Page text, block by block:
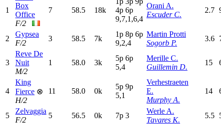
1
Box
Office
F/2
7 58.5 18k
4p 6p
9,7,1,6,4
Orani A.
Escuder C.
2.7
2
Gypsea
F/2
3 58.5 7k
1p 8p 6p
9,2,4
Martin Protti
Sogorb P.
3.6
3
Reve De
Nuit
M/2
1 58.0 3k
5p 6p
5,4
Merille C.
Guillemin D.
15
4
King
Fierce ⊗
H/2
11 58.0 0k
5p 9p
5,1
Verhestraeten
E.
Murphy A.
14
5
Zelvaggia
F/2
5 56.5 0k 7p 3
Werle A.
Tavares K.
5.5